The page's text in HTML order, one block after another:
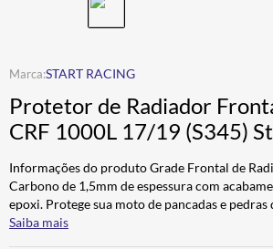
START RACING
Protetor de Radiador
CRF 1000L 17/19 (S345)
Informações do produto Grade Frontal de
Carbono de 1,5mm de espessura com
epoxi. Protege sua moto de pancadas e pedras
Saiba mais
BOTA
4º ÓCULOS SOLAR
5º LUVA
6º ALPINESTAR
7º BAU
8 º CALÇA
9º AIROH